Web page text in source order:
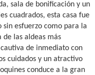
sala de bonificación y un
cuadrados, esta casa fue
esfuerzo como para la
las aldeas más
de inmediato con
cuidados y un atractivo
conduce a la gran